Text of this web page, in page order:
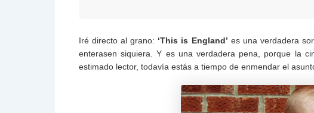
Iré directo al grano: ‘This is England’ es una verdadera
enterasen siquiera. Y es una verdadera pena, porque la
estimado lector, todavía estás a tiempo de enmendar el